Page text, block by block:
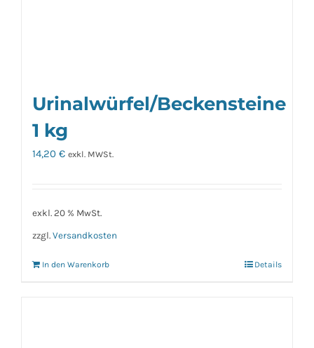
Urinalwürfel/Beckensteine
1 kg
14,20 € exkl. MWSt.
exkl. 20 % MwSt.
zzgl. Versandkosten
In den Warenkorb Details